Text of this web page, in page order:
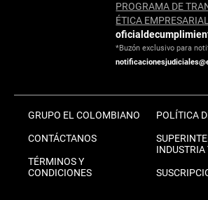
PROGRAMA DE
ÉTICA
*Buzón exclusivo para
GRUPO EL COLOMBIANO
CONTÁCTANOS
TÉRMINOS Y
CONDICIONES
POLÍTICA
INDUSTRIA